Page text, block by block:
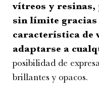
vítreos y resinas,
sin límite
característica de
adaptarse a
posibilidad de
brillantes y opacos.